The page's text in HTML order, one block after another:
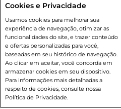
Rio de Janeiro (RJ) Goiás
Ou
Caso queira comprar online,
suas compras:
Entrega em casa
prévio. O valor mínimo para as
80,00.
© 2026 Copyright.
reservados
Cookies e Privacidade
Usamos cookies para melhorar sua
experiência de navegação, otimizar as
funcionalidades do site, e trazer conteúdo
e ofertas personalizadas para você,
baseadas em seu histórico de navegação.
Ao clicar em aceitar, você concorda em
armazenar cookies em seu dispositivo.
Para informações mais detalhadas a
respeito de cookies, consulte nossa
Política de Privacidade.